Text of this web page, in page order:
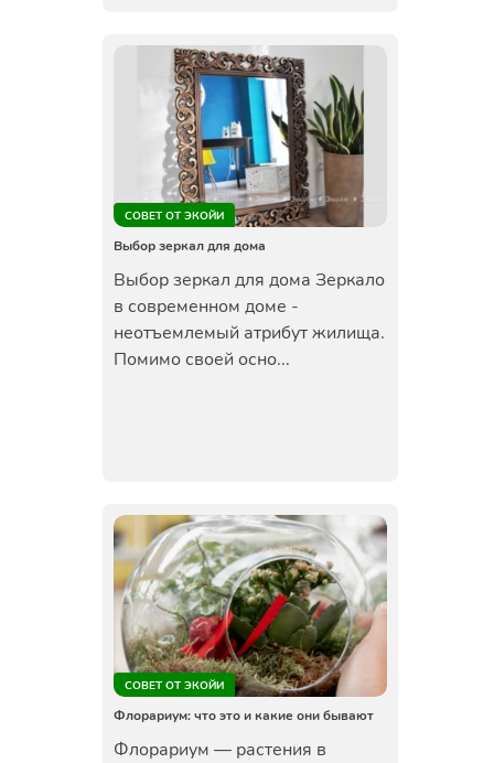
СОВЕТ ОТ ЭКОЙИ
Выбор зеркал для дома
Выбор зеркал для дома Зеркало
в современном доме -
неотъемлемый атрибут жилища.
Помимо своей осно...
СОВЕТ ОТ ЭКОЙИ
Флорариум: что это и какие они бывают
Флорариум — растения в